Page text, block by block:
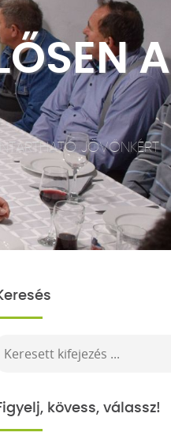
A
JÖVŐNKÉRT
kövess, válassz!